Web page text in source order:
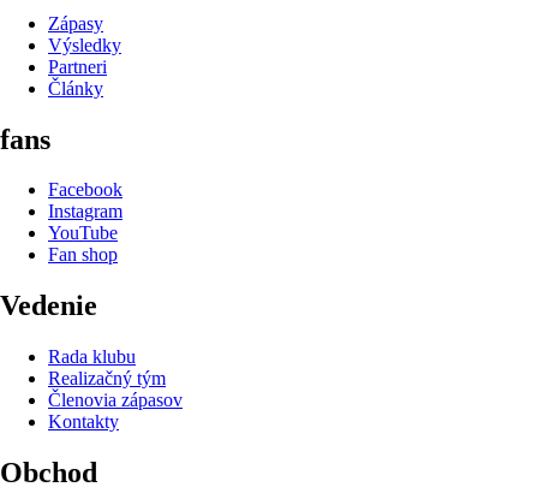
Zápasy
Výsledky
Partneri
Články
fans
Facebook
Instagram
YouTube
Fan shop
Vedenie
Rada klubu
Realizačný tým
Členovia zápasov
Kontakty
Obchod